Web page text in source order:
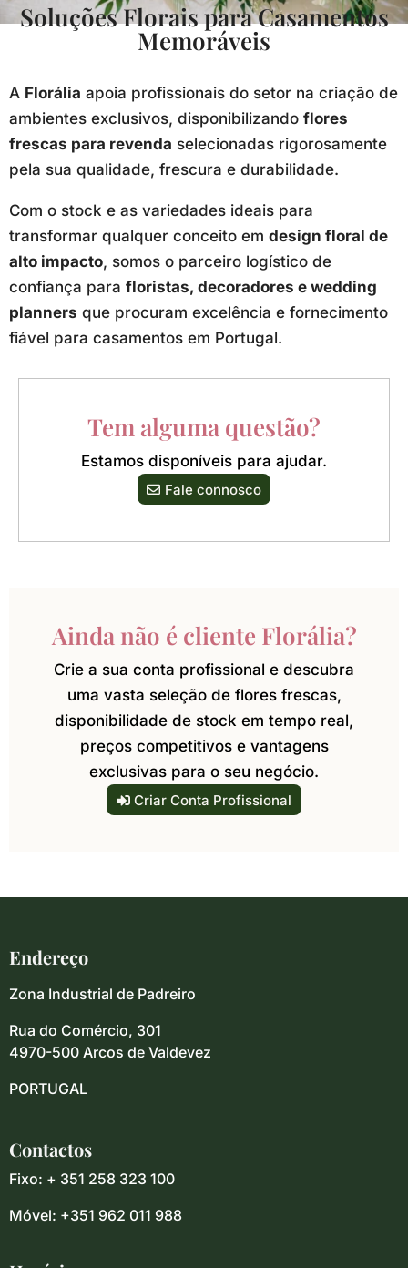
Soluções Florais para Casamentos
Memoráveis
A Florália apoia profissionais do setor na criação de
ambientes exclusivos, disponibilizando flores
frescas para revenda selecionadas rigorosamente
pela sua qualidade, frescura e durabilidade.
Com o stock e as variedades ideais para
transformar qualquer conceito em design floral de
alto impacto, somos o parceiro logístico de
confiança para floristas, decoradores e wedding
planners que procuram excelência e fornecimento
fiável para casamentos em Portugal.
Tem alguma questão?
Estamos disponíveis para ajudar.
Fale connosco
Ainda não é cliente Florália?
Crie a sua conta profissional e descubra
uma vasta seleção de flores frescas,
disponibilidade de stock em tempo real,
preços competitivos e vantagens
exclusivas para o seu negócio.
Criar Conta Profissional
Endereço
Zona Industrial de Padreiro
Rua do Comércio, 301
4970-500 Arcos de Valdevez
PORTUGAL
Contactos
Fixo: + 351 258 323 100
Móvel: +351 962 011 988